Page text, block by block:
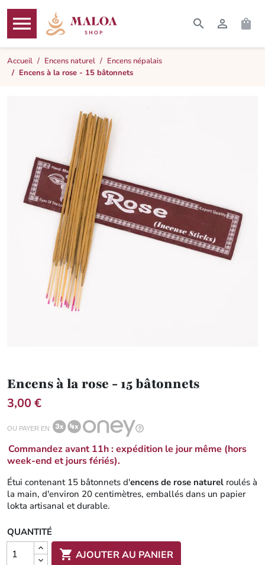

MENU
  
Accueil Encens naturel
Encens népalais
Encens à la rose - 15 bâtonnets
Encens à la rose - 15 bâtonnets
3,00 €
OU PAYER EN
Commandez avant 11h : expédition le jour même (hors
week-end et jours fériés).
Étui contenant 15 bâtonnets d'encens de rose naturel roulés à
la main, d'environ 20 centimètres, emballés dans un papier
lokta artisanal et durable.
QUANTITÉ
 AJOUTER AU PANIER